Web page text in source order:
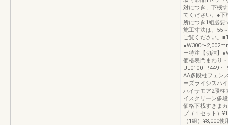
対につき、下桟
てください。●下
所につき1組必要
施工寸法は、55
ご覧ください。
●W300〜
ー特注【切詰】
価格表門まわり
UL0100_P.449・
AA多段柱フェン
ーズライシスハ
ハイサモア2段柱
イスクリーン多
価格下桟すきま
プ（１セット）
（1組）¥8,000